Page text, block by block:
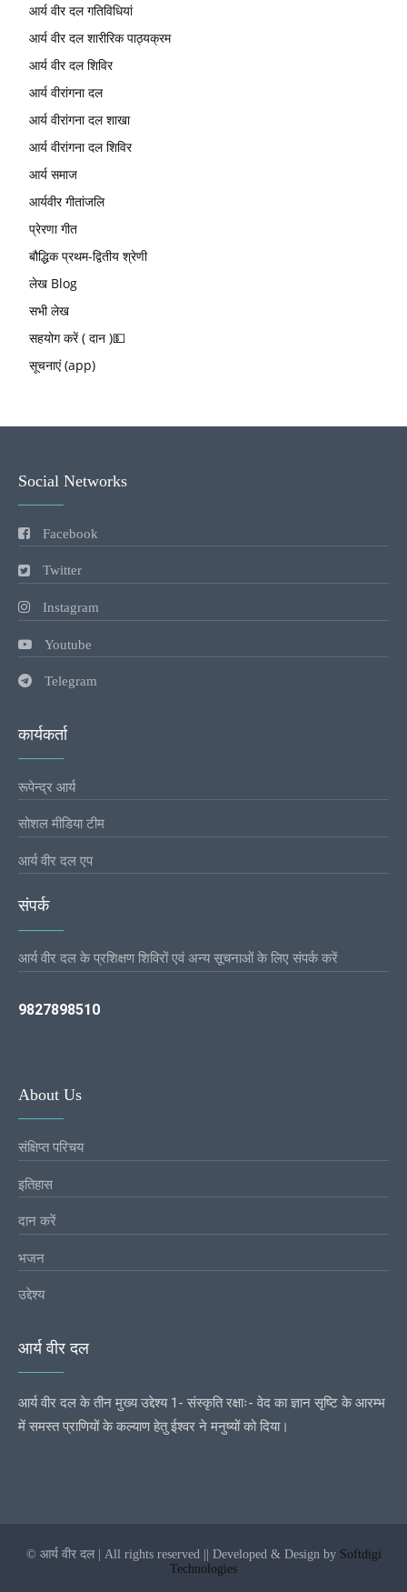
आर्य वीर दल गतिविधियां
आर्य वीर दल शारीरिक पाठ्यक्रम
आर्य वीर दल शिविर
आर्य वीरांगना दल
आर्य वीरांगना दल शाखा
आर्य वीरांगना दल शिविर
आर्य समाज
आर्यवीर गीतांजलि
प्रेरणा गीत
बौद्धिक प्रथम-द्वितीय श्रेणी
लेख Blog
सभी लेख
सहयोग करें ( दान )💵
सूचनाएं (app)
Social Networks
Facebook
Twitter
Instagram
Youtube
Telegram
कार्यकर्ता
रूपेन्द्र आर्य
सोशल मीडिया टीम
आर्य वीर दल एप
संपर्क
आर्य वीर दल के प्रशिक्षण शिविरों एवं अन्य सूचनाओं के लिए संपर्क करें
9827898510
About Us
संक्षिप्त परिचय
इतिहास
दान करें
भजन
उद्देश्य
आर्य वीर दल
आर्य वीर दल के तीन मुख्य उद्देश्य 1- संस्कृति रक्षाः- वेद का ज्ञान सृष्टि के आरम्भ
में समस्त प्राणियों के कल्याण हेतु ईश्वर ने मनुष्यों को दिया।
© आर्य वीर दल | All rights reserved || Developed & Design by Softdigi
Technologies